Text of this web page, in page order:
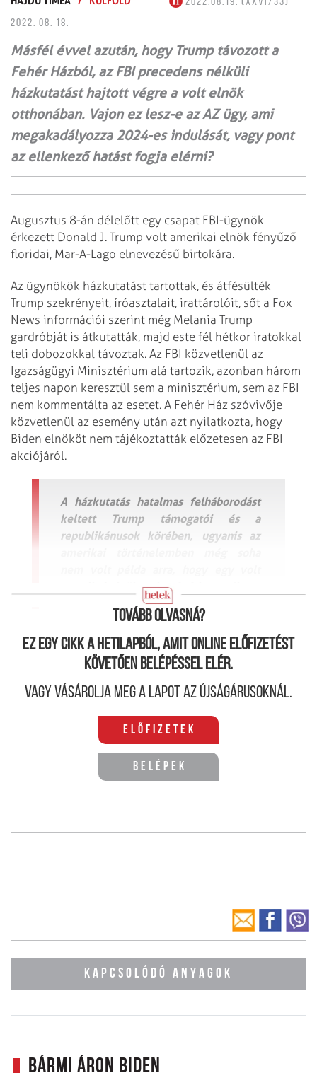
2022. 08. 18.
Másfél évvel azután, hogy Trump távozott a
Fehér Házból, az FBI precedens nélküli
házkutatást hajtott végre a volt elnök
otthonában. Vajon ez lesz-e az AZ ügy, ami
megakadályozza 2024-es indulását, vagy pont
az ellenkező hatást fogja elérni?
Augusztus 8-án délelőtt egy csapat FBI-ügynök
érkezett Donald J. Trump volt amerikai elnök fény­űző
floridai, Mar-A-Lago elnevezésű birtokára.
Az ügynökök házkutatást tartottak, és átfésülték
Trump szekrényeit, íróasztalait, irattárolóit, sőt a Fox
News információi szerint még Melania Trump
gardróbját is átkutatták, majd este fél hétkor iratokkal
teli dobozokkal távoztak. Az FBI közvetlenül az
Igazságügyi Minisztérium alá tartozik, azonban három
teljes napon keresztül sem a minisztérium, sem az FBI
nem kommentálta az esetet. A Fehér Ház szóvivője
közvetlenül az esemény után azt nyilatkozta, hogy
Biden elnököt nem tájékoztatták előzetesen az FBI
akciójáról.
A házkutatás hatalmas felháborodást
keltett Trump támogatói és a
republikánusok körében, ugyanis az
amerikai elnök otthonát átkutassák.
Tovább olvasná?
Ez egy cikk a hetilapból, amit online előfizetést
követően belépéssel elér.
Vagy vásárolja meg a lapot az újságárusoknál.
Előfizetek
Belépek
KAPCSOLÓDÓ ANYAGOK
Bármi áron Biden